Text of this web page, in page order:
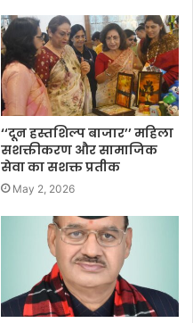
‘‘दून हस्तशिल्प बाजार’’ महिला
सशक्तीकरण और सामाजिक
सेवा का सशक्त प्रतीक
May 2, 2026